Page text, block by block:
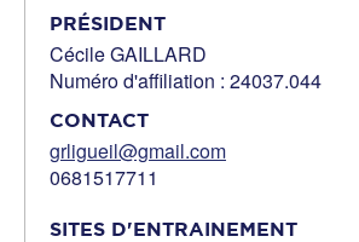
PRÉSIDENT
Cécile GAILLARD
Numéro d'affiliation : 24037.044
CONTACT
grligueil@gmail.com
0681517711
SITES D'ENTRAINEMENT